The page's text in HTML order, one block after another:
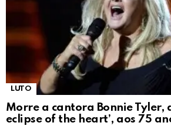
LUTO
Morre a cantora Bonnie Tyler,
eclipse of the heart’, aos 75